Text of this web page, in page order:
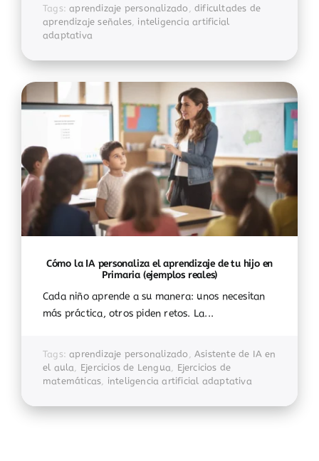
Tags:aprendizaje personalizado, dificultades de
aprendizaje señales, inteligencia artificial
adaptativa
Cómo la IA personaliza el aprendizaje de tu hijo en
Primaria (ejemplos reales)
Cada niño aprende a su manera: unos necesitan
más práctica, otros piden retos. La...
Tags:aprendizaje personalizado, Asistente de IA en
el aula, Ejercicios de Lengua, Ejercicios de
matemáticas, inteligencia artificial adaptativa